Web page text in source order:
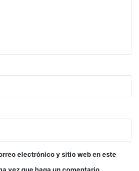
electrónico y sitio web en este